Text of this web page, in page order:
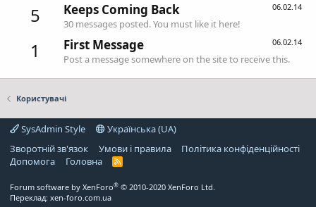
5 06.02.14
Keeps Coming Back
30 messages posted. You must like it here!
1 06.02.14
First Message
Post a message somewhere on the site to receive this.
Користувачі
SysAdmin Style
Українська (UA)
Зворотній зв'язок
Умови і правила
Політика конфіденційності
Дoпoмoга
Головна
R
Forum software by XenForo® © 2010-2020 XenForo Ltd.
Переклад: xen-foro.com.ua